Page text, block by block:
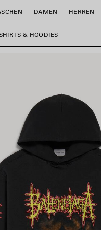
DAMEN HERREN
& HOODIES